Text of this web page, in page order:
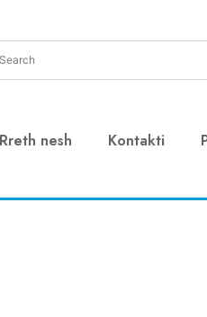
Rreth nesh Kontakti